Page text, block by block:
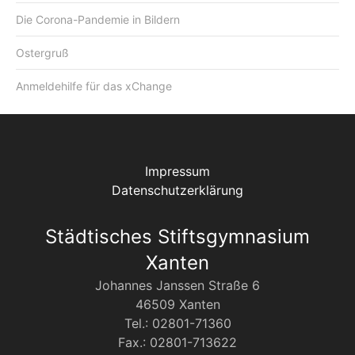
Die Corona-Pandemie in Bildern
Ostergruß
Anmeldehilfe für das xChange
Impressum
Datenschutzerklärung
Städtisches Stiftsgymnasium
Xanten
Johannes Janssen Straße 6
46509 Xanten
Tel.: 02801-71360
Fax.: 02801-713622